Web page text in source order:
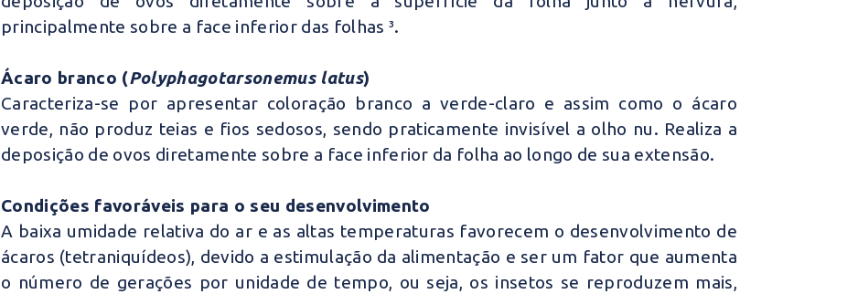
principalmente sobre a face inferior das folhas ³.
Ácaro branco (Polyphagotarsonemus latus)
Caracteriza-se por apresentar coloração branco a verde-claro e assim como o ácaro
verde, não produz teias e fios sedosos, sendo praticamente invisível a olho nu. Realiza a
deposição de ovos diretamente sobre a face inferior da folha ao longo de sua extensão.
Condições favoráveis para o seu desenvolvimento
A baixa umidade relativa do ar e as altas temperaturas favorecem o desenvolvimento de
ácaros (tetraniquídeos), devido a estimulação da alimentação e ser um fator que aumenta
o número de gerações por unidade de tempo, ou seja, os insetos se reproduzem mais,